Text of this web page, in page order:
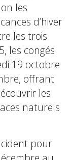
les
d’hiver
les trois
les congés
19 octobre
offrant
les
naturels
pour